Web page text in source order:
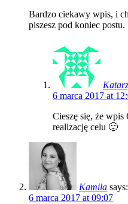
Bardzo ciekawy wpis, i
piszesz pod koniec postu.
6 marca 2017 at
Cieszę się, że wpis
realizację celu 🙂
Kamila says:
6 marca 2017 at 09:07